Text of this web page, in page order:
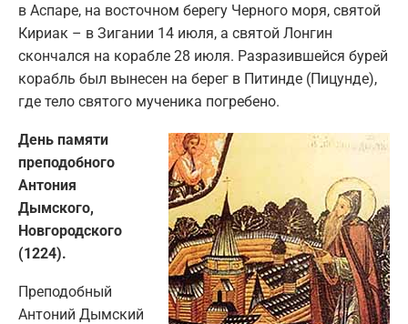
в Аспаре, на восточном берегу Черного моря, святой
Кириак – в Зигании 14 июля, а святой Лонгин
скончался на корабле 28 июля. Разразившейся бурей
корабль был вынесен на берег в Питинде (Пицунде),
где тело святого мученика погребено.
День памяти
преподобного
Антония
Дымского,
Новгородского
(1224).
Преподобный
Антоний Дымский